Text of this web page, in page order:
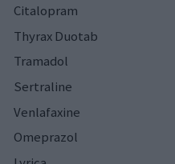
Citalopram
Thyrax Duotab
Tramadol
Sertraline
Venlafaxine
Omeprazol